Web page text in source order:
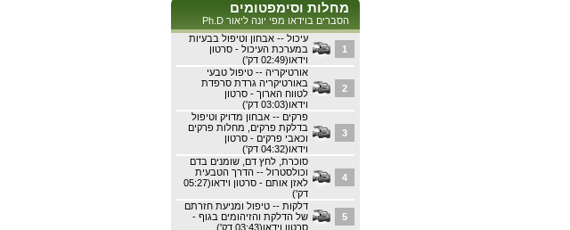
מחלות וסימפטומים
הסברים בוידאו מפי יונה ליאור Ph.D
עיכול -- אבחון וטיפול בבעיות
במערכת העיכול - סרטון
וידאו(02:49 דק')
1
אורטיקריה -- טיפול טבעי
באורטיקריה גרדת סרפדת
לטווח הארוך - סרטון
וידאו(03:03 דק')
2
פרקים -- אבחון מדויק וטיפול
בדלקת פרקים, מחלות פרקים
וכאבי פרקים - סרטון
וידאו(04:32 דק')
3
סוכרת, לחץ דם, שומנים בדם
וכולסטרול -- הדרך הטבעית
לאזן אותם - סרטון וידאו(05:27
דק')
4
דלקות -- טיפול ומניעת חזרתם
של הדלקת והזיהומים בגוף -
סרטון וידאו(03:43 דק')
5